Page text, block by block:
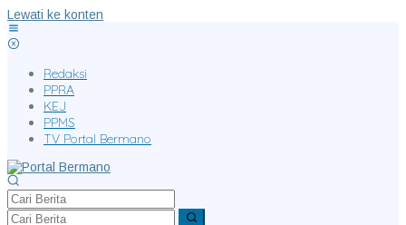
Lewati ke konten
Redaksi
PPRA
KEJ
PPMS
TV Portal Bermano